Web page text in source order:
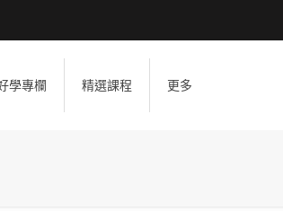
學專欄 精選課程 更多